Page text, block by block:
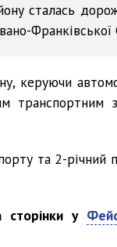
сталась
керуючи
та 2-річний
сторінки у